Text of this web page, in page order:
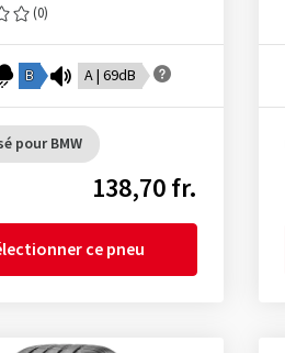
(0)
B A | 69dB
pour BMW
138,70 fr.
ce pneu